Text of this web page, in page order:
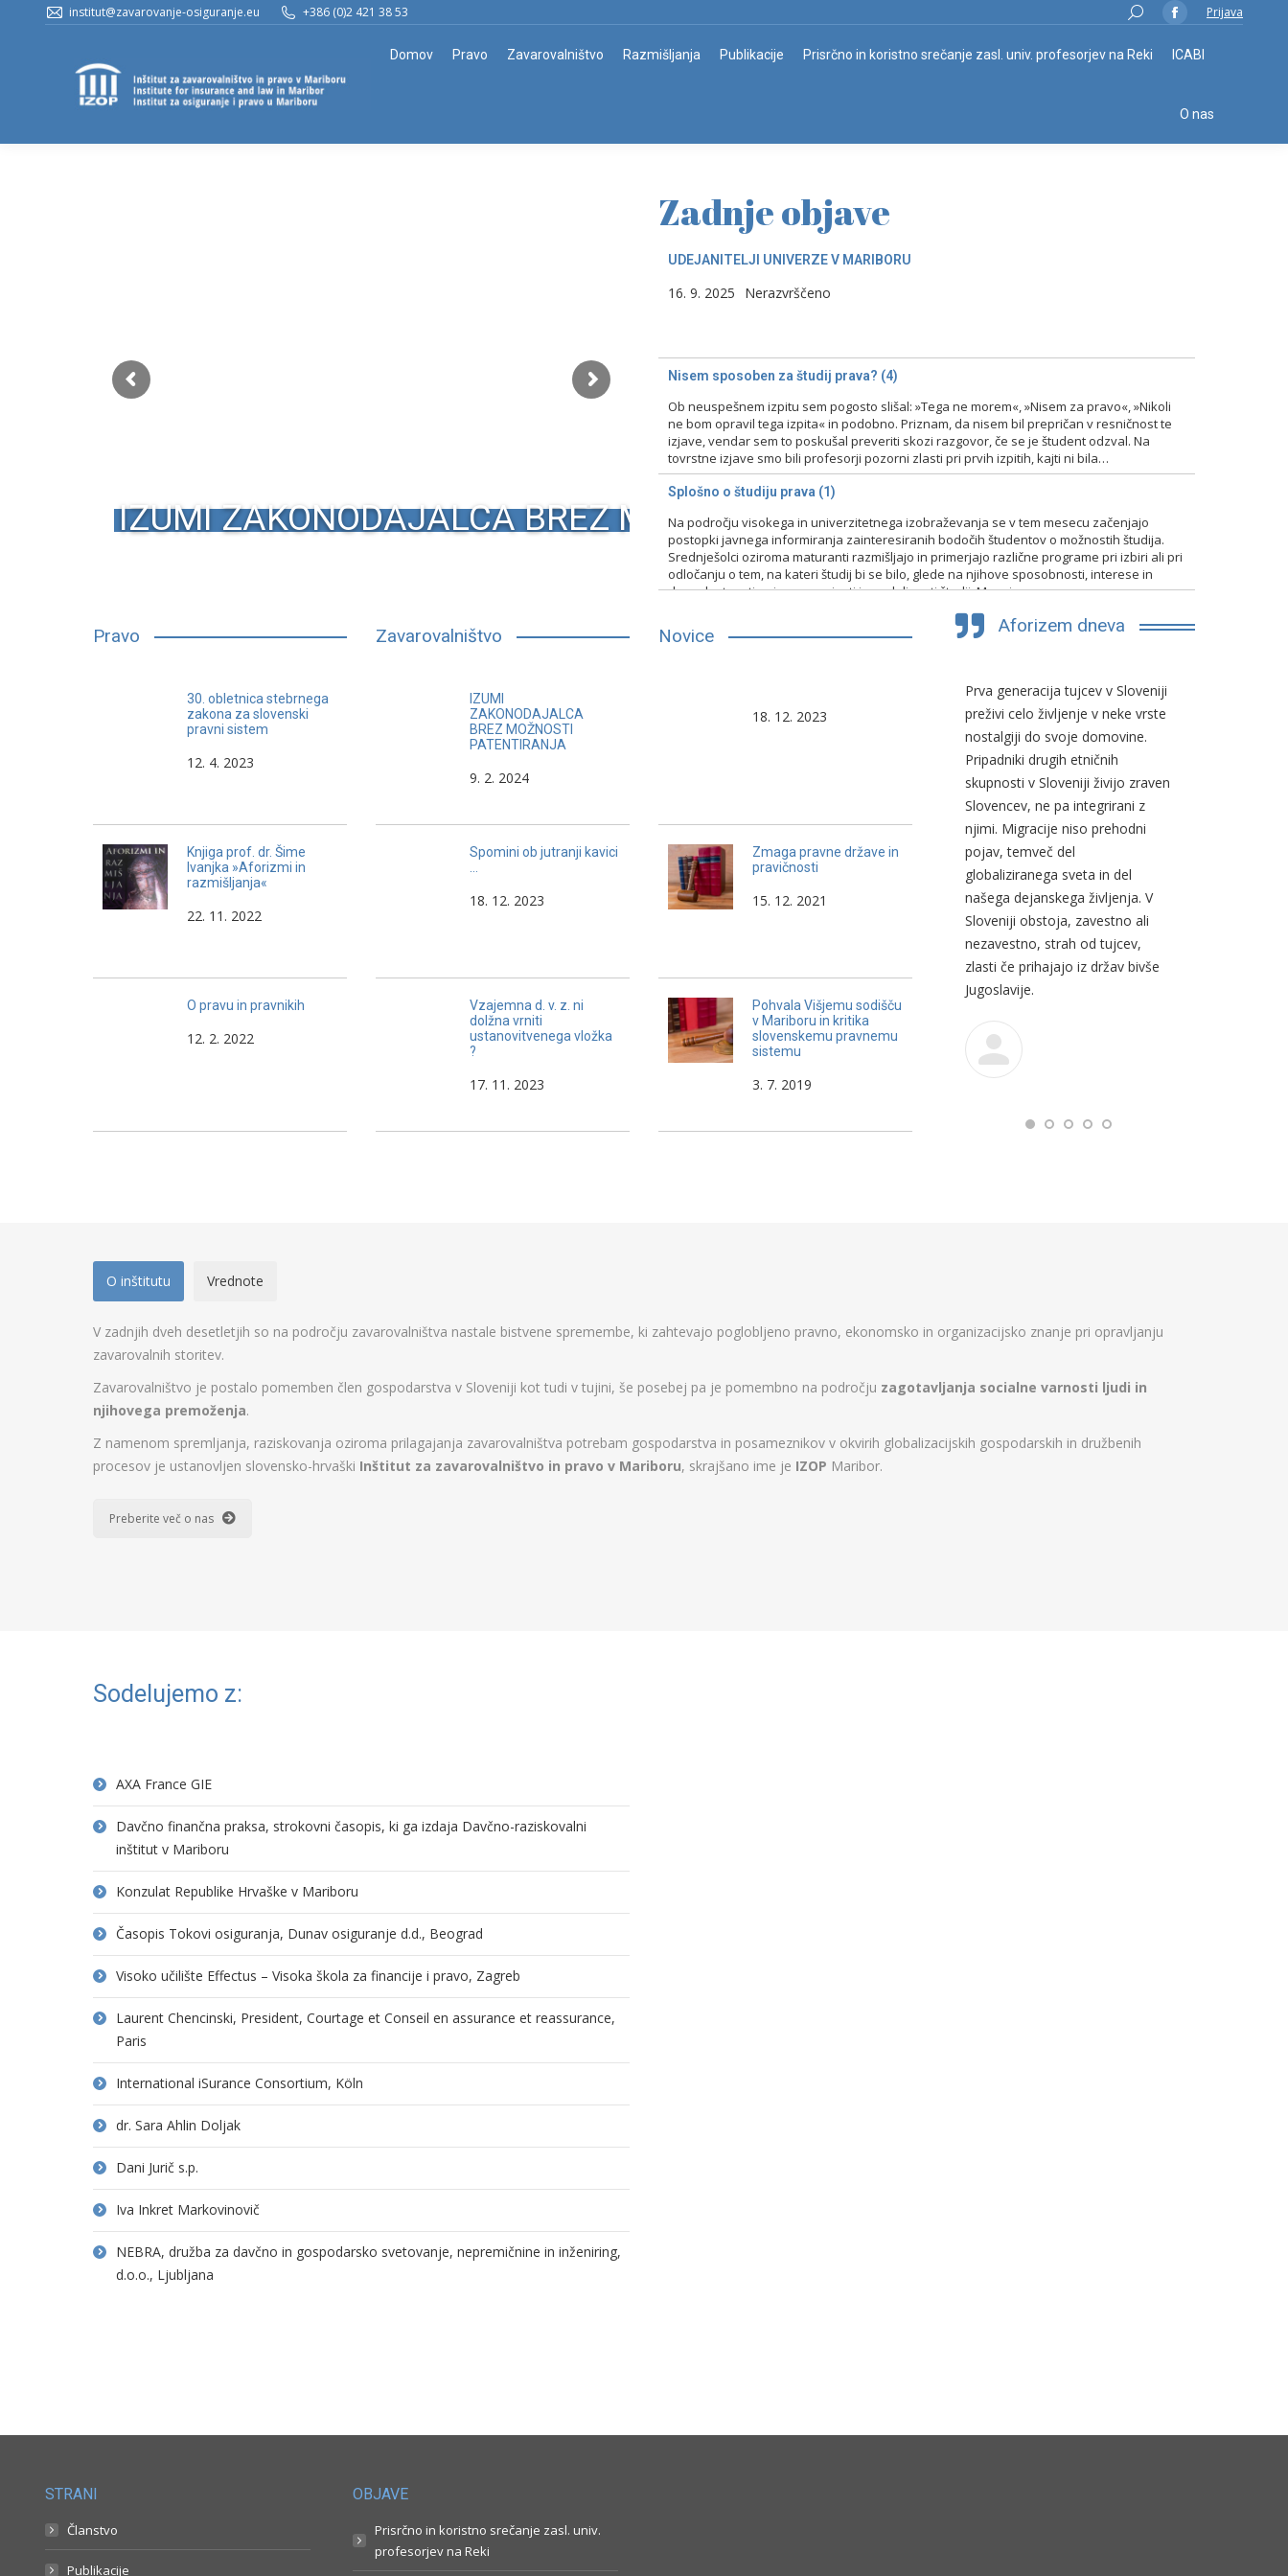
institut@zavarovanje-osiguranje.eu +386 (0)2 421 38 53 Search:
Facebook
page
new
window
Prijava
Domov Pravo Zavarovalništvo Razmišljanja Publikacije Prisrčno in koristno srečanje zasl. univ. profesorjev na Reki ICABI
O nas
IZUMI ZAKONODAJALCA BREZ MOŽNOSTI PATENTIRANJA
Zadnje objave
UDEJANITELJI UNIVERZE V MARIBORU
16. 9. 2025 Nerazvrščeno
Nisem sposoben za študij prava? (4)
Ob neuspešnem izpitu sem pogosto slišal: »Tega ne morem«, »Nisem za pravo«, »Nikoli
ne bom opravil tega izpita« in podobno. Priznam, da nisem bil prepričan v resničnost te
izjave, vendar sem to poskušal preveriti skozi razgovor, če se je študent odzval. Na
tovrstne izjave smo bili profesorji pozorni zlasti pri prvih izpitih, kajti ni bila…
15. 2. 2024 Nerazvrščeno
Splošno o študiju prava (1)
Na področju visokega in univerzitetnega izobraževanja se v tem mesecu začenjajo
postopki javnega informiranja zainteresiranih bodočih študentov o možnostih študija.
Srednješolci oziroma maturanti razmišljajo in primerjajo različne programe pri izbiri ali pri
odločanju o tem, na kateri študij bi se bilo, glede na njihove sposobnosti, interese in
druge lastnosti, primerno vpisati in nadaljevati študij. Mnogim…
13. 2. 2024
Pravo
30. obletnica stebrnega
zakona za slovenski
pravni sistem
12. 4. 2023
Knjiga prof. dr. Šime
Ivanjka »Aforizmi in
razmišljanja«
22. 11. 2022
O pravu in pravnikih
12. 2. 2022
Zavarovalništvo
IZUMI
ZAKONODAJALCA
BREZ MOŽNOSTI
PATENTIRANJA
9. 2. 2024
Spomini ob jutranji kavici
18. 12. 2023
Vzajemna d. v. z. ni
dolžna vrniti
ustanovitvenega vložka
?
17. 11. 2023
Novice
18. 12. 2023
Zmaga pravne države in
pravičnosti
15. 12. 2021
Pohvala Višjemu sodišču
v Mariboru in kritika
slovenskemu pravnemu
sistemu
3. 7. 2019
Aforizem dneva
Slovenski pravnik mora biti
sposoben, da vzpostavi učinkovit
in ploden dialog in sodelovanje s
pravnimi sistemi in nosilci pravnih
Člani določenih političnih strank
ali pripadniki določene ideologije,
so sposobni komunicirati tudi na
mislečimi, ali pa imajo
vključujejo poslušanja.
poklicnega delovanja
Prva generacija tujcev v Sloveniji
preživi celo življenje v neke vrste
nostalgiji do svoje domovine.
Pripadniki drugih etničnih
skupnosti v Sloveniji živijo zraven
Slovencev, ne pa integrirani z
njimi. Migracije niso prehodni
pojav, temveč del
globaliziranega sveta in del
našega dejanskega življenja. V
Sloveniji obstoja, zavestno ali
nezavestno, strah od tujcev,
zlasti če prihajajo iz držav bivše
Jugoslavije.
O inštitutu Vrednote
V zadnjih dveh desetletjih so na področju zavarovalništva nastale bistvene spremembe, ki zahtevajo poglobljeno pravno, ekonomsko in organizacijsko znanje pri opravljanju
zavarovalnih storitev.
Zavarovalništvo je postalo pomemben člen gospodarstva v Sloveniji kot tudi v tujini, še posebej pa je pomembno na področju zagotavljanja socialne varnosti ljudi in
njihovega premoženja.
Z namenom spremljanja, raziskovanja oziroma prilagajanja zavarovalništva potrebam gospodarstva in posameznikov v okvirih globalizacijskih gospodarskih in družbenih
procesov je ustanovljen slovensko-hrvaški Inštitut za zavarovalništvo in pravo v Mariboru, skrajšano ime je IZOP Maribor.
Preberite več o nas
Sodelujemo z:
AXA France GIE
Davčno finančna praksa, strokovni časopis, ki ga izdaja Davčno-raziskovalni
inštitut v Mariboru
Konzulat Republike Hrvaške v Mariboru
Časopis Tokovi osiguranja, Dunav osiguranje d.d., Beograd
Visoko učilište Effectus – Visoka škola za financije i pravo, Zagreb
Laurent Chencinski, President, Courtage et Conseil en assurance et reassurance,
Paris
International iSurance Consortium, Köln
dr. Sara Ahlin Doljak
Dani Jurič s.p.
Iva Inkret Markovinovič
NEBRA, družba za davčno in gospodarsko svetovanje, nepremičnine in inženiring,
d.o.o., Ljubljana
STRANI
Članstvo
Publikacije
OBJAVE
Prisrčno in koristno srečanje zasl. univ.
profesorjev na Reki